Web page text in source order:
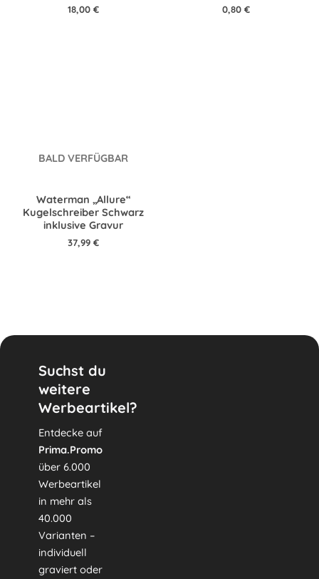
18,00 € 0,80 €
BALD VERFÜGBAR
Waterman „Allure“
Kugelschreiber Schwarz
inklusive Gravur
37,99 €
Suchst du
weitere
Werbeartikel?
Entdecke auf
Prima.Promo
über 6.000
Werbeartikel
in mehr als
40.000
Varianten –
individuell
graviert oder